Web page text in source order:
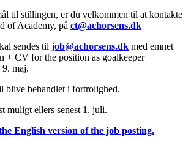
til stillingen, er du velkommen til at kontakte
of Academy, på ct@achorsens.dk
sendes til job@achorsens.dk med emnet
+ CV for the position as goalkeeper
9. maj.
blive behandlet i fortrolighed.
muligt ellers senest 1. juli.
English version of the job posting.